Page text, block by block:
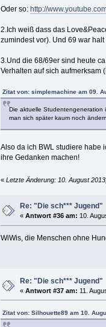
Oder so: http://
2.Ich weiß dass das
zumindest vor). Und 69 war halt
3.Und die 68/69er sind heute
Verhalten auf sich aufmerksam
Zitat von: simplemachine am 09.
Die aktuelle Studentengeneration
man sich später kaum noch
Also da ich BWL studiere habe
ihre Gedanken machen!
« Letzte Änderung: 10. August
Re: "Die sch*** Jugend"
«Antwort #36 am: 10.
WiWis, die Menschen ohne
Re: "Die sch*** Jugend"
«Antwort #37 am: 11.
Zitat von: Silhouette89 am 10.